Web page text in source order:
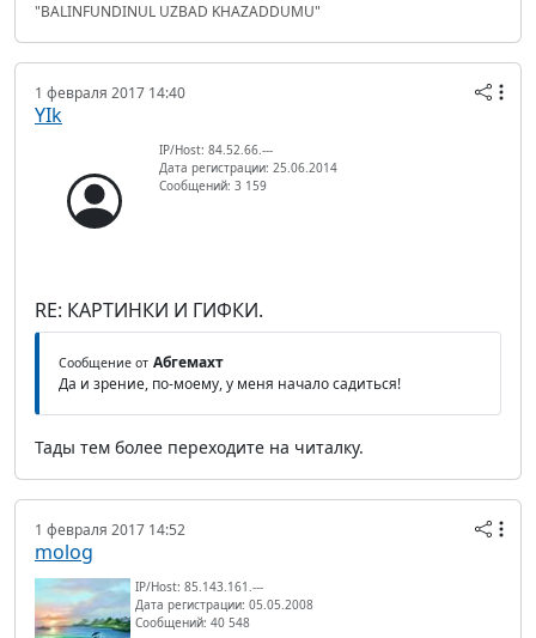
"BALINFUNDINUL UZBAD KHAZADDUMU"
1 февраля 2017 14:40
YIk
IP/Host: 84.52.66.---
Дата регистрации: 25.06.2014
Сообщений: 3 159
RE: КАРТИНКИ И ГИФКИ.
Сообщение от Абгемахт
Да и зрение, по-моему, у меня начало садиться!
Тады тем более переходите на читалку.
1 февраля 2017 14:52
molog
IP/Host: 85.143.161.---
Дата регистрации: 05.05.2008
Сообщений: 40 548